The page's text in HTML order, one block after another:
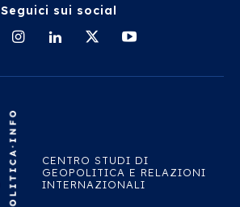
Seguici sui social
CENTRO STUDI DI
GEOPOLITICA E RELAZIONI
INTERNAZIONALI